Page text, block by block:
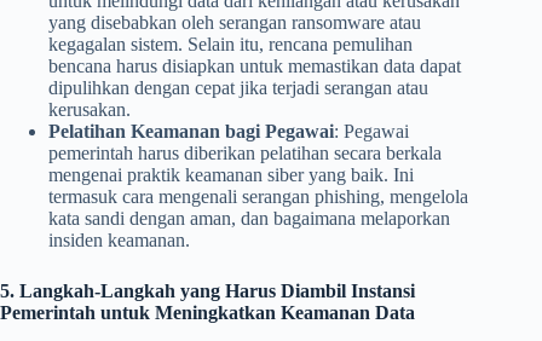
yang disebabkan oleh serangan ransomware atau
kegagalan sistem. Selain itu, rencana pemulihan
bencana harus disiapkan untuk memastikan data dapat
dipulihkan dengan cepat jika terjadi serangan atau
kerusakan.
Pelatihan Keamanan bagi Pegawai: Pegawai
pemerintah harus diberikan pelatihan secara berkala
mengenai praktik keamanan siber yang baik. Ini
termasuk cara mengenali serangan phishing, mengelola
kata sandi dengan aman, dan bagaimana melaporkan
insiden keamanan.
5. Langkah-Langkah yang Harus Diambil Instansi
Pemerintah untuk Meningkatkan Keamanan Data